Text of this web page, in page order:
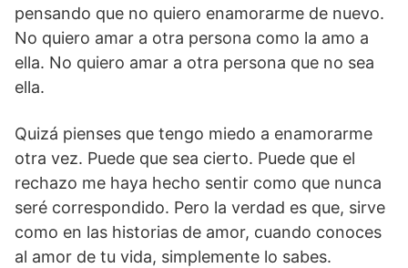
pensando que no quiero enamorarme de nuevo.
No quiero amar a otra persona como la amo a
ella. No quiero amar a otra persona que no sea
ella.
Quizá pienses que tengo miedo a enamorarme
otra vez. Puede que sea cierto. Puede que el
rechazo me haya hecho sentir como que nunca
seré correspondido. Pero la verdad es que, sirve
como en las historias de amor, cuando conoces
al amor de tu vida, simplemente lo sabes.